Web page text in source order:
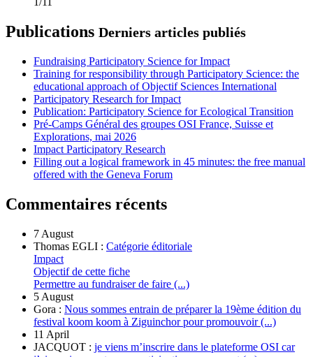
Publications Derniers articles publiés
Fundraising Participatory Science for Impact
Training for responsibility through Participatory Science: the
educational approach of Objectif Sciences International
Participatory Research for Impact
Publication: Participatory Science for Ecological Transition
Pré-Camps Général des groupes OSI France, Suisse et
Explorations, mai 2026
Impact Participatory Research
Filling out a logical framework in 45 minutes: the free manual
offered with the Geneva Forum
Commentaires récents
7 August
Thomas EGLI : Catégorie éditoriale
Impact
Objectif de cette fiche
Permettre au fundraiser de faire (...)
5 August
Gora : Nous sommes entrain de préparer la 19ème édition du
festival koom koom à Ziguinchor pour promouvoir (...)
11 April
JACQUOT : je viens m’inscrire dans le plateforme OSI car